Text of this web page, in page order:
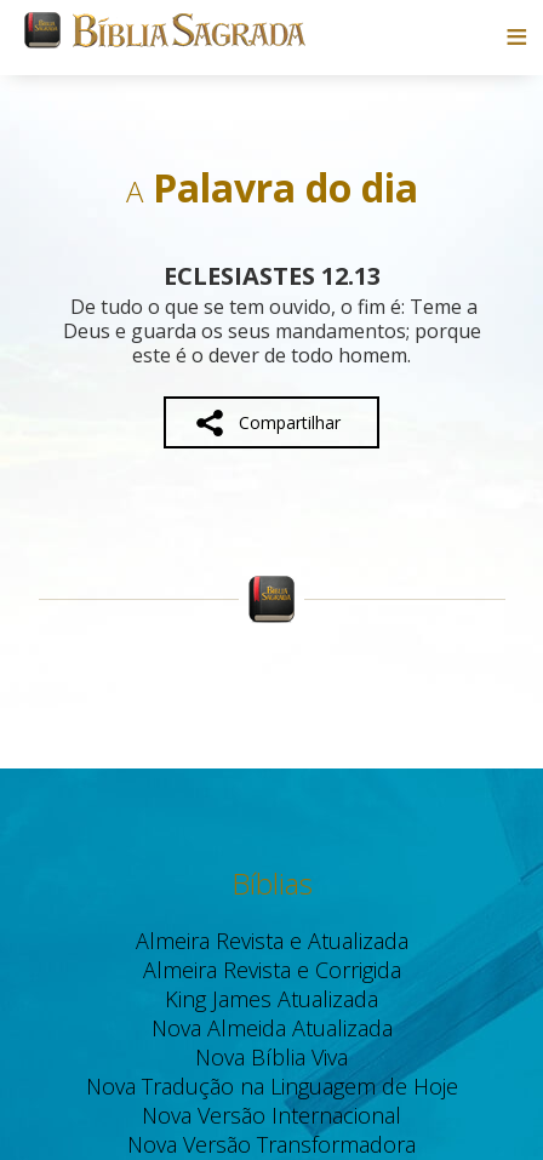
Blog
Parceiros
Sobre
APalavra do dia
ECLESIASTES 12.13
De tudo o que se tem ouvido, o fim é: Teme a
Deus e guarda os seus mandamentos; porque
este é o dever de todo homem.
Compartilhar
Bíblias
Almeira Revista e Atualizada
Almeira Revista e Corrigida
King James Atualizada
Nova Almeida Atualizada
Nova Bíblia Viva
Nova Tradução na Linguagem de Hoje
Nova Versão Internacional
Nova Versão Transformadora